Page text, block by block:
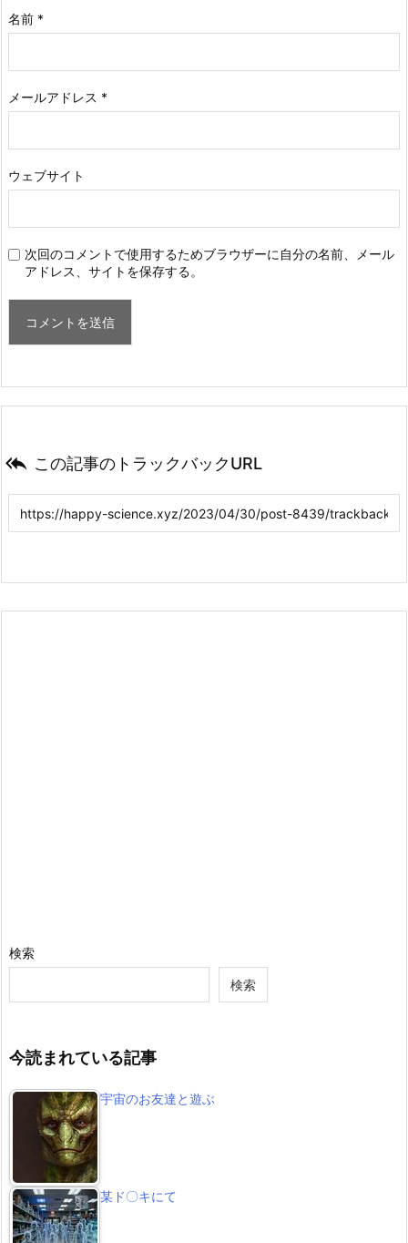
名前 *
メールアドレス *
ウェブサイト
次回のコメントで使用するためブラウザーに自分の名前、メール
アドレス、サイトを保存する。
 この記事のトラックバックURL
検索
検索
今読まれている記事
宇宙のお友達と遊ぶ
某ド〇キにて